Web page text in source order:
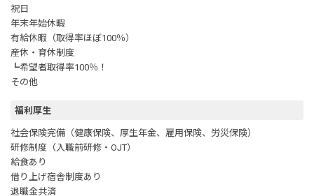
祝日
年末年始休暇
有給休暇（取得率ほぼ100％）
産休・育休制度
┗希望者取得率100％！
その他
福利厚生
社会保険完備（健康保険、厚生年金、雇用保険、労災保険）
研修制度（入職前研修・OJT）
給食あり
借り上げ宿舎制度あり
退職金共済